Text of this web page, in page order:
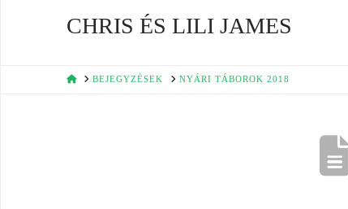
CHRIS ÉS LILI JAMES
HOMEBEJEGYZÉSEK NYÁRI TÁBOROK 2018